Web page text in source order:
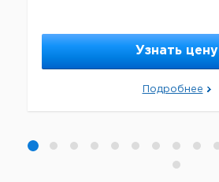
Узнать цену
Подробнее